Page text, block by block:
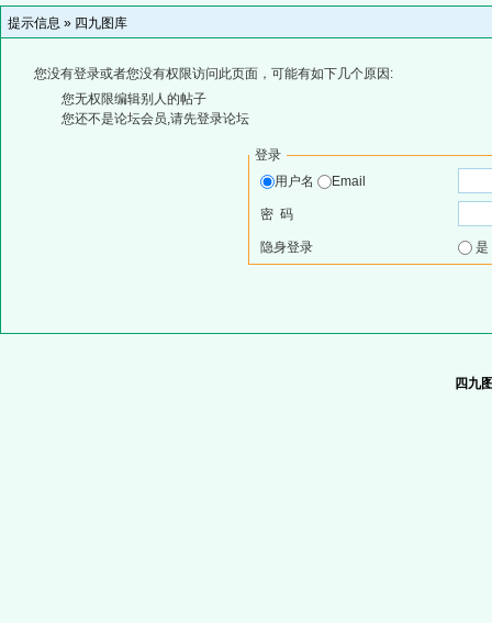
提示信息 » 四九图库
您没有登录或者您没有权限访问此页面，可能有如下几个原因:
您无权限编辑别人的帖子
您还不是论坛会员,请先登录论坛
登录
用户名
Email
密 码
隐身登录
四九